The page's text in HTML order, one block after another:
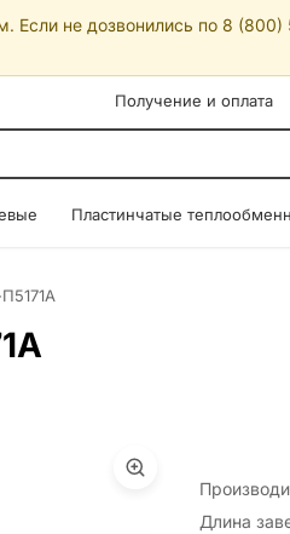
Если не дозвонились по 8
Получение и оплата
Пластинчатые
Длина